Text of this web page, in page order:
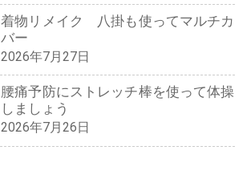
着物リメイク 八掛も使ってマルチカ
バー
2026年7月27日
腰痛予防にストレッチ棒を使って体操
しましょう
2026年7月26日